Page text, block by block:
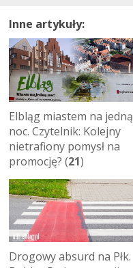
Inne artykuły:
Elbląg miastem na jedną
noc. Czytelnik: Kolejny
nietrafiony pomysł na
promocję? (21)
Drogowy absurd na Płk.